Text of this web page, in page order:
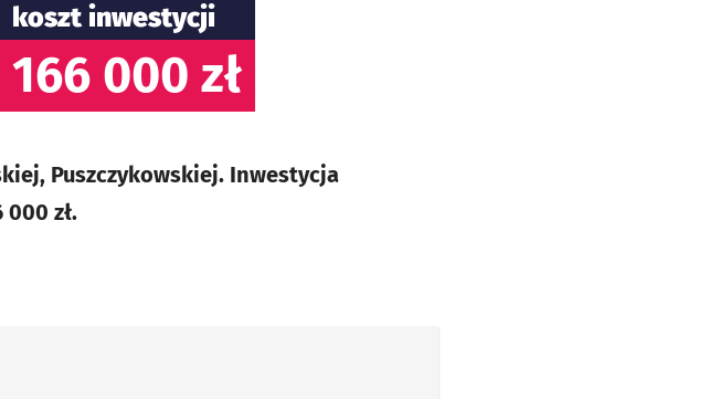
koszt inwestycji
166 000 zł
Puszczykowskiej. Inwestycja
zł.